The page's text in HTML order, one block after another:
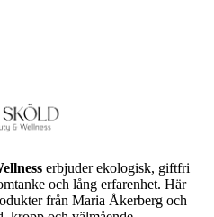
erbjuder ekologisk, giftfri
och lång erfarenhet. Här
från Maria Åkerberg och